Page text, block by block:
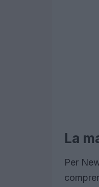
La
Per